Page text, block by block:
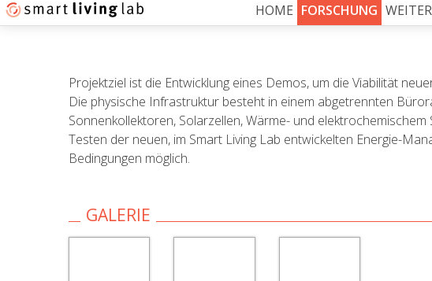
HOME FORSCHUNG
Projektziel ist die Entwicklung eines Demos, um die Viabilität
Die physische Infrastruktur besteht in einem abgetrennten
Sonnenkollektoren, Solarzellen, Wärme- und
Testen der neuen, im Smart Living Lab entwickelten Energie-
Bedingungen möglich.
GALERIE